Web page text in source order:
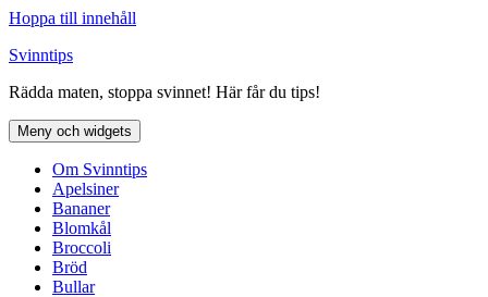
Hoppa till innehåll
Svinntips
Rädda maten, stoppa svinnet! Här får du tips!
Meny och widgets
Om Svinntips
Apelsiner
Bananer
Blomkål
Broccoli
Bröd
Bullar